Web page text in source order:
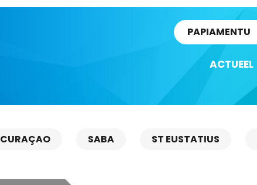
PAPIAMENTU
ACTUEEL
CURAÇAO SABA ST EUSTATIUS